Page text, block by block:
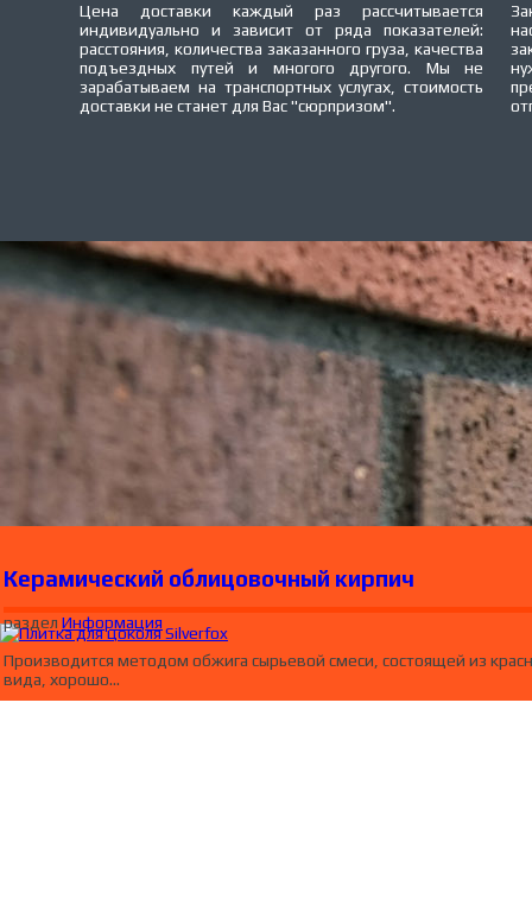
Цена доставки каждый раз рассчитывается
индивидуально и зависит от ряда показателей:
расстояния, количества заказанного груза, качества
подъездных путей и многого другого. Мы не
зарабатываем на транспортных услугах, стоимость
доставки не станет для Вас "сюрпризом".
Керамический облицовочный кирпич
раздел Информация
Производится методом обжига сырьевой смеси, состоящей из
вида, хорошо…